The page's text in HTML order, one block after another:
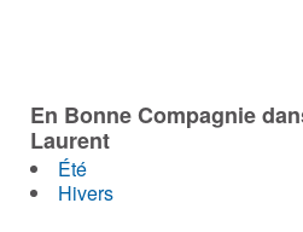
En Bonne Compagnie
Laurent
Été
Hivers